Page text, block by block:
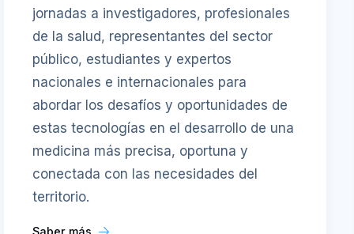
jornadas a investigadores, profesionales
de la salud, representantes del sector
público, estudiantes y expertos
nacionales e internacionales para
abordar los desafíos y oportunidades de
estas tecnologías en el desarrollo de una
medicina más precisa, oportuna y
conectada con las necesidades del
territorio.